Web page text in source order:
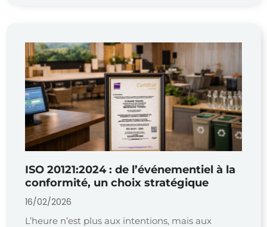
ISO 20121:2024 : de l’événementiel à la
conformité, un choix stratégique
16/02/2026
L’heure n’est plus aux intentions, mais aux